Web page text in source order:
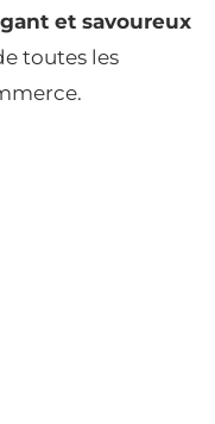
et savoureux
toutes les